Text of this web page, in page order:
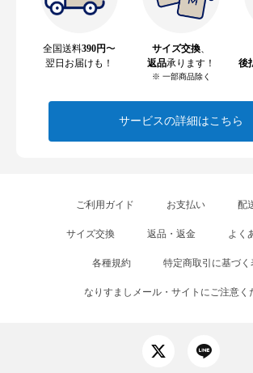
全国送料390円〜
翌日お届けも！
サイズ交換
返品承ります！
※ 一部商品除く
後
サービスの詳細はこちら
ご利用ガイド お支払い 配
サイズ交換 返品・返金 よく
各種規約 特定商取引に基づく
なりすましメール・サイトにご注意く